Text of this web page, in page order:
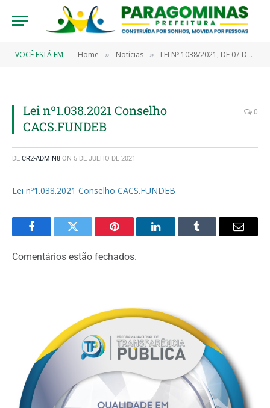
VOCÊ ESTÁ EM: Home » Notícias » LEI Nº 1038/2021, DE 07 DE ABRIL DE 2021 (Dispõe sobre a criação do Conselho Municipal de Acompanhamento e Controle Social do Fundo de Manutenção e Desenvolvimento de Educação Básica, denominado CACS)
Lei nº1.038.2021 Conselho
CACS.FUNDEB
0
DE CR2-ADMIN8 ON 5 DE JULHO DE 2021
Lei nº1.038.2021 Conselho CACS.FUNDEB
FacebookTwitter Pinterest LinkedInTumblr Email
Comentários estão fechados.